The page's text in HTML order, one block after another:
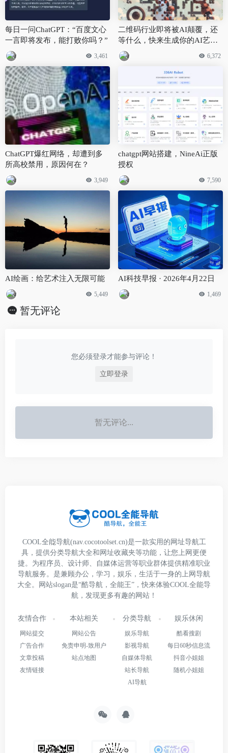
每日一问ChatGPT：“百度文心
一言即将发布，能打败你吗？”
3,461
二维码行业即将被AI颠覆，还
等什么，快来生成你的AI艺术
二维码
6,372
ChatGPT爆红网络，却遭到多
所高校禁用，原因何在？
3,949
chatgpt网站搭建，NineAi正版
授权
7,590
AI绘画：给艺术注入无限可能
5,449
AI科技早报 · 2026年4月22日
1,469
暂无评论
您必须登录才能参与评论！
立即登录
暂无评论...
COOL全能导航(nav.cocotoolset.cn)是一款实用的网址导航工
具，提供分类导航大全和网址收藏夹等功能，让您上网更便
捷。为程序员、设计师、自媒体运营等职业群体提供精准职业
导航服务。是兼顾办公，学习，娱乐，生活于一身的上网导航
大全。网站slogan是“酷导航，全能王”，快来体验COOL全能导
航，发现更多有趣的网站！
友情合作
网站提交
广告合作
文章投稿
友情链接
本站相关
网站公告
免责申明-致用户
站点地图
分类导航
娱乐导航
影视导航
自媒体导航
站长导航
AI导航
娱乐休闲
酷看搜剧
每日60秒信息流
抖音小姐姐
随机小姐姐